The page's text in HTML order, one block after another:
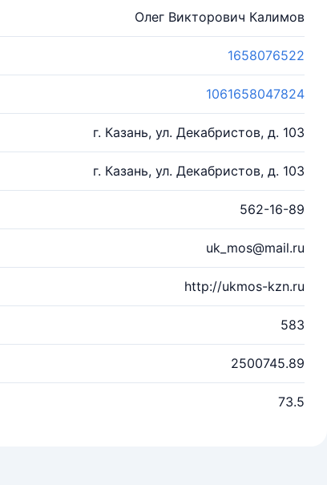
Олег Викторович Калимов
1658076522
1061658047824
г. Казань, ул. Декабристов, д. 103
г. Казань, ул. Декабристов, д. 103
562-16-89
uk_mos@mail.ru
http://ukmos-kzn.ru
583
2500745.89
73.5